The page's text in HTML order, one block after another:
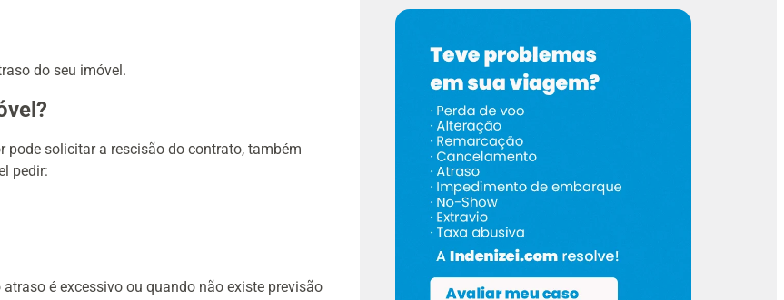
do seu imóvel.
pode solicitar a rescisão do contrato, também
pedir:
é excessivo ou quando não existe previsão